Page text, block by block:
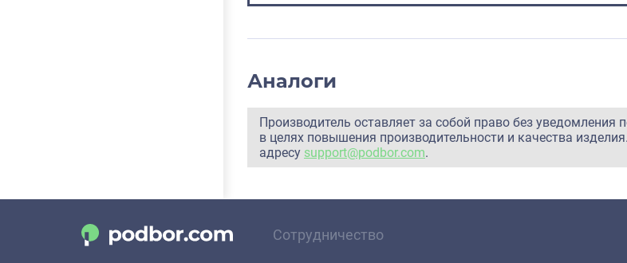
Аналоги
Производитель оставляет за собой право без
в целях повышения производительности и качества
адресу support@podbor.com.
Сотрудничество